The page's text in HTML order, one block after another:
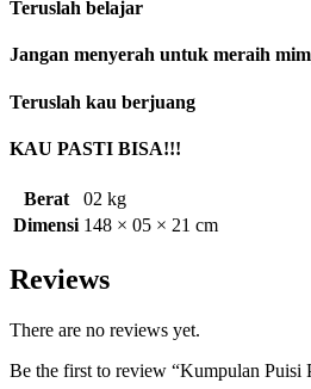
Teruslah belajar
Jangan menyerah untuk meraih
Teruslah kau berjuang
KAU PASTI BISA!!!
Berat
02 kg
Dimensi 148 × 05 × 21 cm
Reviews
There are no reviews yet.
Be the first to review “Kumpulan Puisi